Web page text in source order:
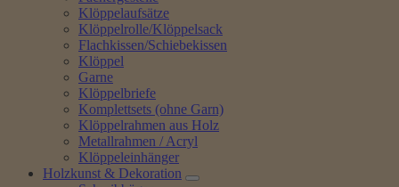
Klöppelaufsätze
Klöppelrolle/Klöppelsack
Flachkissen/Schiebekissen
Klöppel
Garne
Klöppelbriefe
Komplettsets (ohne Garn)
Klöppelrahmen aus Holz
Metallrahmen / Acryl
Klöppeleinhänger
Holzkunst & Dekoration